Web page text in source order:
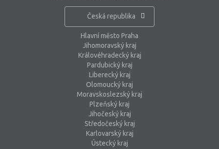
Česká republika
Hlavní město Praha
Jihomoravský kraj
Královéhradecký kraj
Pardubický kraj
Liberecký kraj
Olomoucký kraj
Moravskoslezský kraj
Plzeňský kraj
Jihočeský kraj
Středočeský kraj
Karlovarský kraj
Ústecký kraj